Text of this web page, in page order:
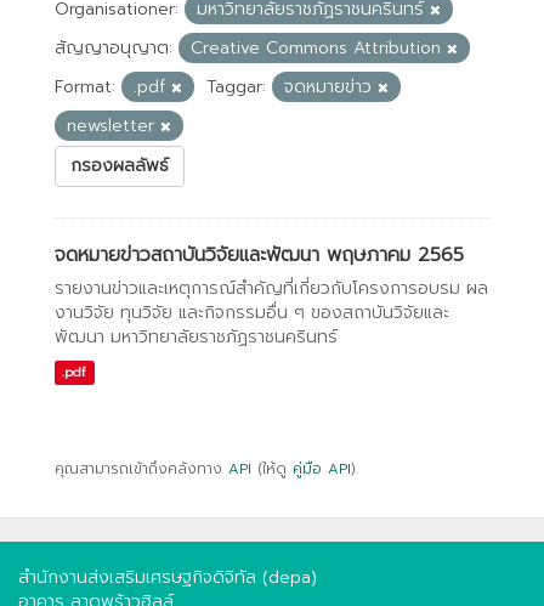
Organisationer:
มหาวิทยาลัยราชภัฏราชนครินทร์
สัญญาอนุญาต:
Creative Commons Attribution
Format:
.pdf Taggar:
จดหมายข่าว
newsletter
กรองผลลัพธ์
จดหมายข่าวสถาบันวิจัยและพัฒนา พฤษภาคม 2565
รายงานข่าวและเหตุการณ์สำคัญที่เกี่ยวกับโครงการอบรม ผล
งานวิจัย ทุนวิจัย และกิจกรรมอื่น ๆ ของสถาบันวิจัยและ
พัฒนา มหาวิทยาลัยราชภัฏราชนครินทร์
.pdf
คุณสามารถเข้าถึงคลังทาง API (ให้ดู คู่มือ API).
สำนักงานส่งเสริมเศรษฐกิจดิจิทัล (depa)